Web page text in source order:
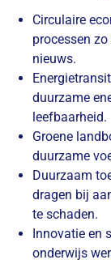
Circulaire
processen
nieuws.
duurzame
leefbaarheid.
Groene
duurzame
Duurzaam
dragen bij
te schaden.
Innovatie en
onderwijs